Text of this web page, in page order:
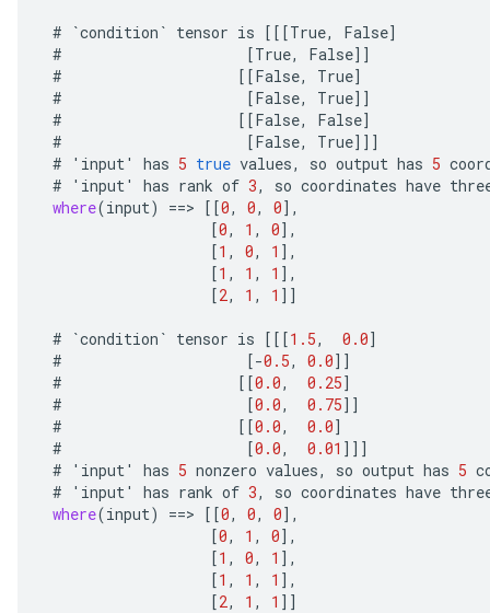
# `condition ` tensor is [[[True, False]
#
[True, False]]
#
[[False, True]
#
[False, True]]
#
[[False, False]
#
[False, True]]]
#
' input' has 5 true values, so output has 5
#
' input' has rank of 3, so coordinates have
where(input) ==> [[0, 0, 0] ,
[0, 1 , 0] ,
[1 , 0, 1 ] ,
[1 , 1 , 1 ] ,
[2, 1 , 1 ]]
# `condition ` tensor is [[[1.5, 0.0]
#
[-0.5, 0.0]]
#
[[0.0, 0.25]
#
[0.0, 0.75]]
#
[[0.0, 0.0]
#
[0.0, 0.01 ]]]
#
' input' has 5 nonzero values, so output has 5
#
' input' has rank of 3, so coordinates have
where(input) ==> [[0, 0, 0] ,
[0, 1 , 0] ,
[1 , 0, 1 ] ,
[1 , 1 , 1 ] ,
[2, 1 , 1 ]]